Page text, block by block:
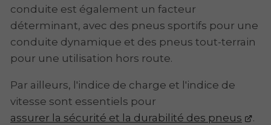
conduite est également un facteur
déterminant, avec des pneus sportifs pour une
conduite dynamique et des pneus tout-terrain
pour une utilisation hors route.
Par ailleurs, l'indice de charge et l'indice de
vitesse sont essentiels pour
assurer la sécurité et la durabilité des pneus
.